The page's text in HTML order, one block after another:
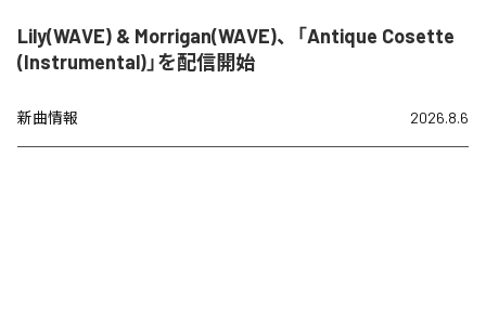
Lily(WAVE) & Morrigan(WAVE)、「Antique Cosette
(Instrumental)」を配信開始
新曲情報 2026.8.6